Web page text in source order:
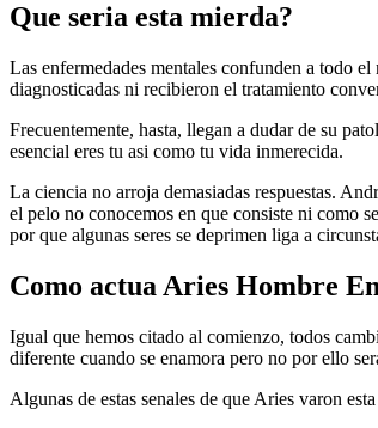
Que seri­a esta mierda?
Las enfermedades mentales confunden a todo
diagnosticadas ni recibieron el tratamiento
Frecuentemente, hasta, llegan a dudar de su
esencial eres tu asi­ como tu vida inmerecida.
La ciencia no arroja demasiadas respuestas.
el pelo no conocemos en que consiste ni como
por que algunas seres se deprimen liga a
Como actua Aries Hombre
Igual que hemos citado al comienzo, todos
diferente cuando se enamora pero no por ello
Algunas de estas senales de que Aries varon